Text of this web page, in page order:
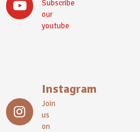
Subscribe
our
youtube
Instagram
Join
us
on